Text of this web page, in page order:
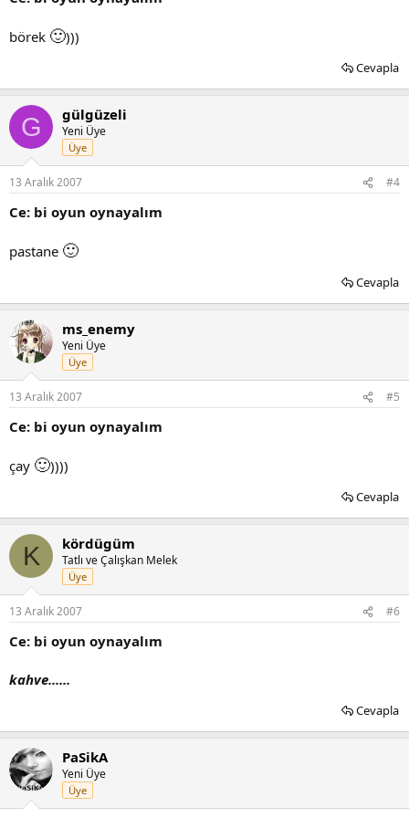
börek 🙂)))
Cevapla
G gülgüzeli
Yeni Üye
Üye
13 Aralık 2007 #4
Ce: bi oyun oynayalım
pastane 🙂
Cevapla
ms_enemy
Yeni Üye
Üye
13 Aralık 2007 #5
Ce: bi oyun oynayalım
çay 🙂))))
Cevapla
K kördügüm
Tatlı ve Çalışkan Melek
Üye
13 Aralık 2007 #6
Ce: bi oyun oynayalım
kahve......
Cevapla
PaSikA
Yeni Üye
Üye